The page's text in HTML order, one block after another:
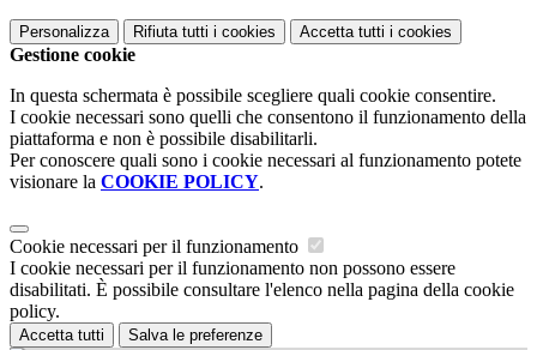
Personalizza Rifiuta tutti i cookies Accetta tutti i cookies
Gestione cookie
In questa schermata è possibile scegliere quali cookie consentire.
I cookie necessari sono quelli che consentono il funzionamento della
piattaforma e non è possibile disabilitarli.
Per conoscere quali sono i cookie necessari al funzionamento potete
visionare la COOKIE POLICY.
Cookie necessari per il funzionamento
I cookie necessari per il funzionamento non possono essere
disabilitati. È possibile consultare l'elenco nella pagina della cookie
policy.
Accetta tutti Salva le preferenze